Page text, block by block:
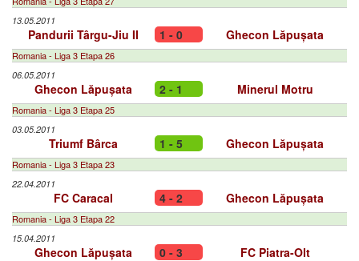
13.05.2011
Pandurii Târgu-Jiu II 1 - 0 Ghecon Lăpușata
Romania - Liga 3 Etapa 26
06.05.2011
Ghecon Lăpușata 2 - 1 Minerul Motru
Romania - Liga 3 Etapa 25
03.05.2011
Triumf Bârca 1 - 5 Ghecon Lăpușata
Romania - Liga 3 Etapa 23
22.04.2011
FC Caracal 4 - 2 Ghecon Lăpușata
Romania - Liga 3 Etapa 22
15.04.2011
Ghecon Lăpușata 0 - 3 FC Piatra-Olt